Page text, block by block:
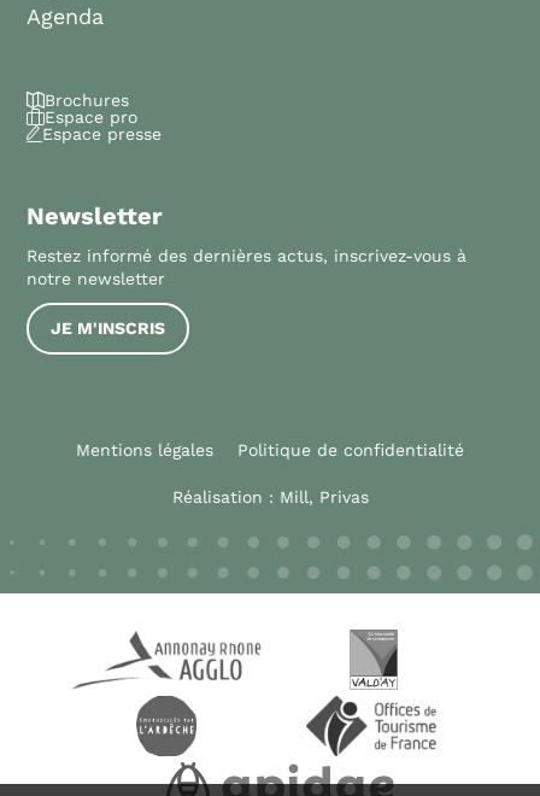
Agenda
Brochures
Espace pro
Espace presse
Newsletter
Restez informé des dernières actus, inscrivez-vous à
notre newsletter
JE M'INSCRIS
Mentions légales Politique de confidentialité
Réalisation : Mill, Privas